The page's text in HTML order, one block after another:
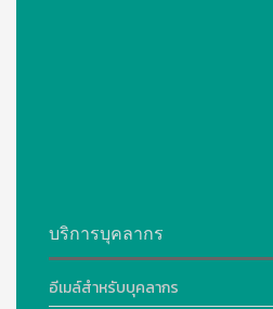
บริการบุคลากร
อีเมล์สำหรับบุคลากร